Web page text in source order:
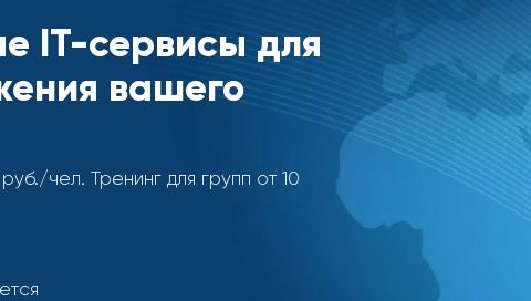
IT-сервисы для
вашего
чел. Тренинг для групп от 10